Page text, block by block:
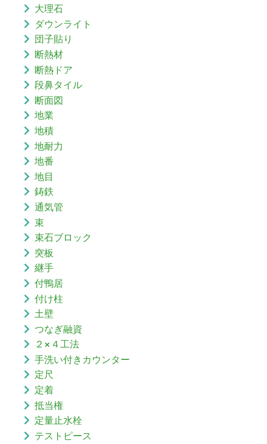
大理石
ダウンライト
団子貼り
断熱材
断熱ドア
段鼻タイル
断面図
地業
地積
地耐力
地番
地目
鋳鉄
通気管
束
束石ブロック
突板
継手
付鴨居
付け柱
土壁
つなぎ融資
２×４工法
手洗い付きカウンター
定尺
定着
抵当権
定量止水栓
テストピース